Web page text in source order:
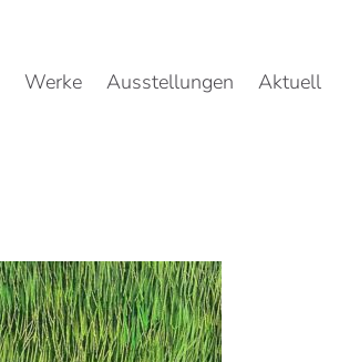
Werke Ausstellungen Aktuell